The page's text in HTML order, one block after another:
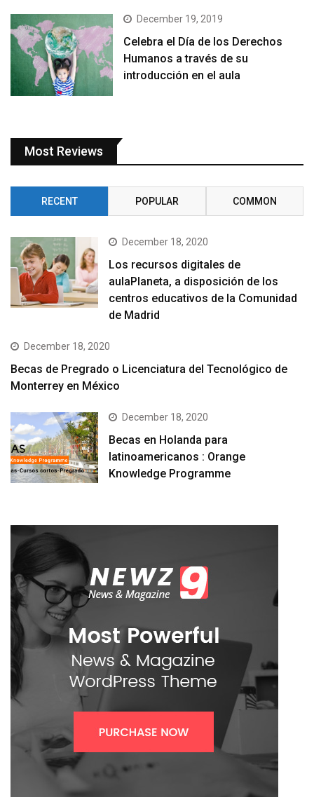
December 19, 2019
Celebra el Día de los Derechos
Humanos a través de su
introducción en el aula
Most Reviews
RECENT POPULAR COMMON
December 18, 2020
Los recursos digitales de
aulaPlaneta, a disposición de los
centros educativos de la Comunidad
de Madrid
December 18, 2020
Becas de Pregrado o Licenciatura del Tecnológico de
Monterrey en México
December 18, 2020
Becas en Holanda para
latinoamericanos : Orange
Knowledge Programme